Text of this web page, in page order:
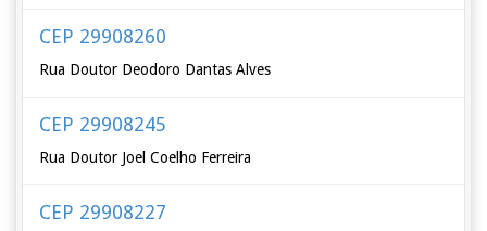
CEP 29908260
Rua Doutor Deodoro Dantas Alves
CEP 29908245
Rua Doutor Joel Coelho Ferreira
CEP 29908227